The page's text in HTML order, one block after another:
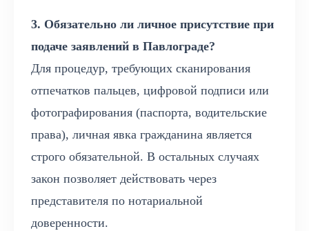
3. Обязательно ли личное присутствие при
подаче заявлений в Павлограде?
Для процедур, требующих сканирования
отпечатков пальцев, цифровой подписи или
фотографирования (паспорта, водительские
права), личная явка гражданина является
строго обязательной. В остальных случаях
закон позволяет действовать через
представителя по нотариальной
доверенности.